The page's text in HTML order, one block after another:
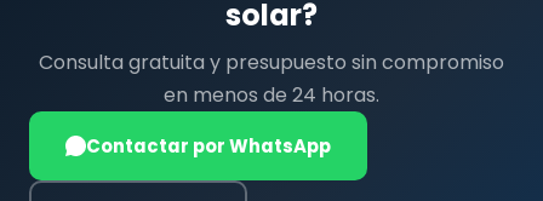
solar?
Consulta gratuita y presupuesto sin compromiso
en menos de 24 horas.
Contactar por WhatsApp